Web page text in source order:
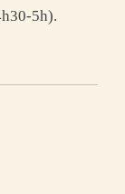
5h).